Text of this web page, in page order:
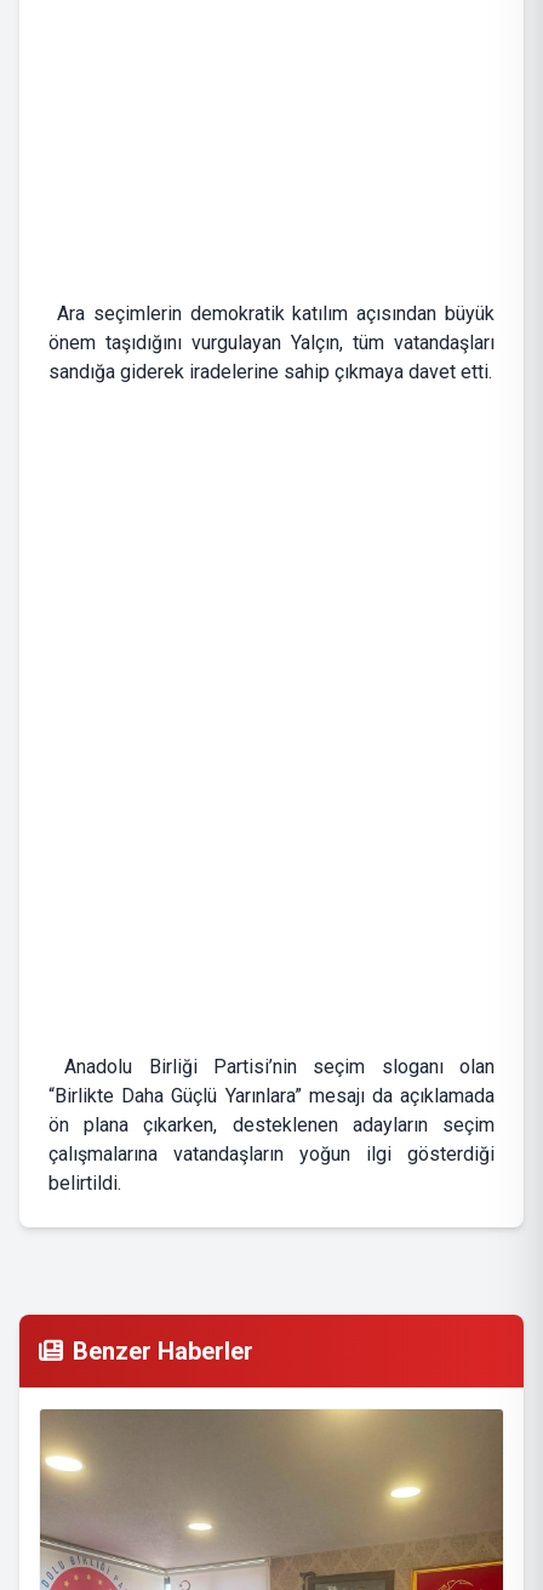
Ara seçimlerin demokratik katılım açısından büyük
önem taşıdığını vurgulayan Yalçın, tüm vatandaşları
sandığa giderek iradelerine sahip çıkmaya davet etti.
Anadolu Birliği Partisi’nin seçim sloganı olan
“Birlikte Daha Güçlü Yarınlara” mesajı da açıklamada
ön plana çıkarken, desteklenen adayların seçim
çalışmalarına vatandaşların yoğun ilgi gösterdiği
belirtildi.
Benzer Haberler